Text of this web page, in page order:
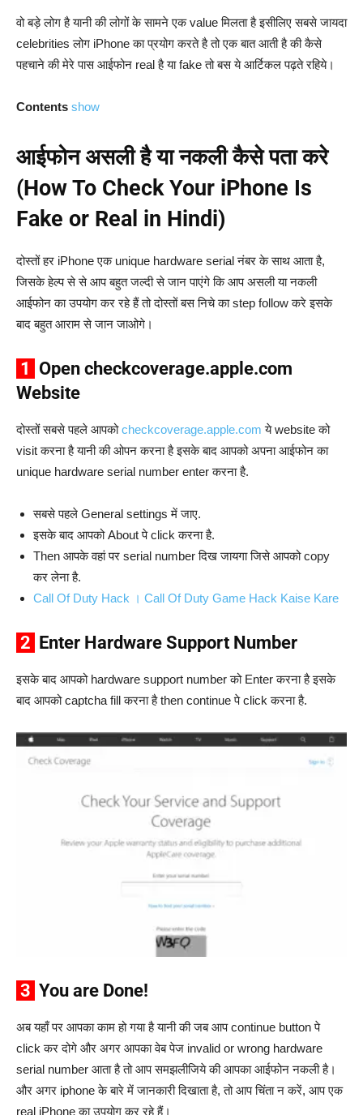
वो बड़े लोग है यानी की लोगों के सामने एक value मिलता है इसीलिए सबसे जायदा
celebrities लोग iPhone का प्रयोग करते है तो एक बात आती है की कैसे
पहचाने की मेरे पास आईफोन real है या fake तो बस ये आर्टिकल पढ़ते रहिये।
Contents show
आईफोन असली है या नकली कैसे पता करे
(How To Check Your iPhone Is
Fake or Real in Hindi)
दोस्तों हर iPhone एक unique hardware serial नंबर के साथ आता है,
जिसके हेल्प से से आप बहुत जल्दी से जान पाएंगे कि आप असली या नकली
आईफोन का उपयोग कर रहे हैं तो दोस्तों बस निचे का step follow करे इसके
बाद बहुत आराम से जान जाओगे।
1 Open checkcoverage.apple.com
Website
दोस्तों सबसे पहले आपकोcheckcoverage.apple.com ये website को
visit करना है यानी की ओपन करना है इसके बाद आपको अपना आईफोन का
unique hardware serial number enter करना है.
सबसे पहले General settings में जाए.
इसके बाद आपको About पे click करना है.
Then आपके वहां पर serial number दिख जायगा जिसे आपको copy
कर लेना है.
Call Of Duty Hack । Call Of Duty Game Hack Kaise Kare
2 Enter Hardware Support Number
इसके बाद आपको hardware support number को Enter करना है इसके
बाद आपको captcha fill करना है then continue पे click करना है.
3 You are Done!
अब यहाँ पर आपका काम हो गया है यानी की जब आप continue button पे
click कर दोगे और अगर आपका वेब पेज invalid or wrong hardware
serial number आता है तो आप समझलीजिये की आपका आईफोन नकली है।
और अगर iphone के बारे में जानकारी दिखाता है, तो आप चिंता न करें, आप एक
real iPhone का उपयोग कर रहे हैं।